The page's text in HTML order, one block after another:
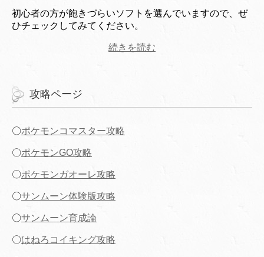
初心者の方が飽きづらいソフトを選んでいますので、ぜ
ひチェックしてみてください。
続きを読む
攻略ページ
〇ポケモンコマスター攻略
〇ポケモンGO攻略
〇ポケモンガオーレ攻略
〇サンムーン体験版攻略
〇サンムーン育成論
〇はねろコイキング攻略